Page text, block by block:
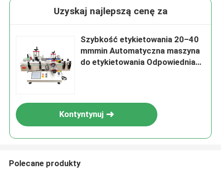
Uzyskaj najlepszą cenę za
Szybkość etykietowania 20–40
mmmin Automatyczna maszyna
do etykietowania Odpowiednia
Kontyntynuj
Polecane produkty